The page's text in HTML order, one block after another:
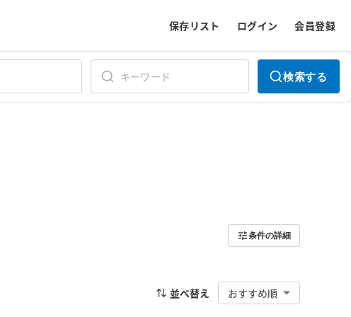
保存リスト ログイン 会員登録
検索する
条件の詳細
並べ替え おすすめ順